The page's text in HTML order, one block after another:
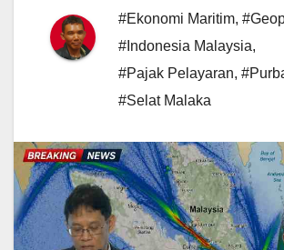
#Ekonomi Maritim,
#Indonesia Malaysia,
#Pajak Pelayaran,
#Selat Malaka